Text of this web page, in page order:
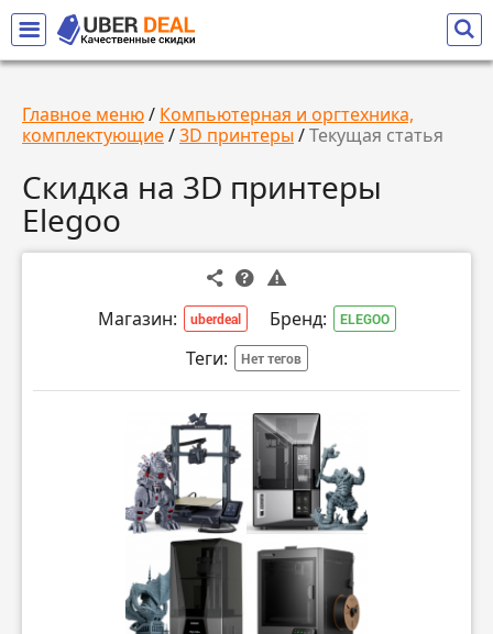
Главное меню/ Компьютерная и оргтехника,
комплектующие/3D принтеры /Текущая статья
Скидка на 3D принтеры
Elegoo
Магазин: uberdeal Бренд: ELEGOO
Теги: Нет тегов